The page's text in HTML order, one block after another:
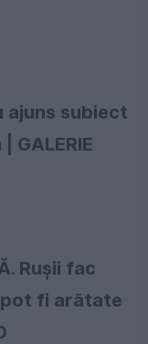
ajuns subiect
GALERIE
Ruşii fac
pot fi arătate